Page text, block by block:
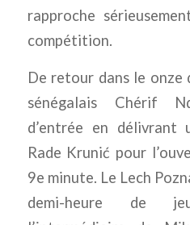
rapproche
compétition.
De retour dans le onze
sénégalais Chérif
d’entrée en délivrant
Rade Krunić pour
9e minute. Le Lech
demi-heure de